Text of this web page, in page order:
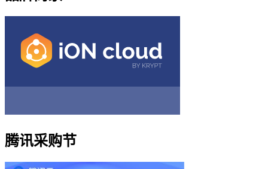
腾讯采购节